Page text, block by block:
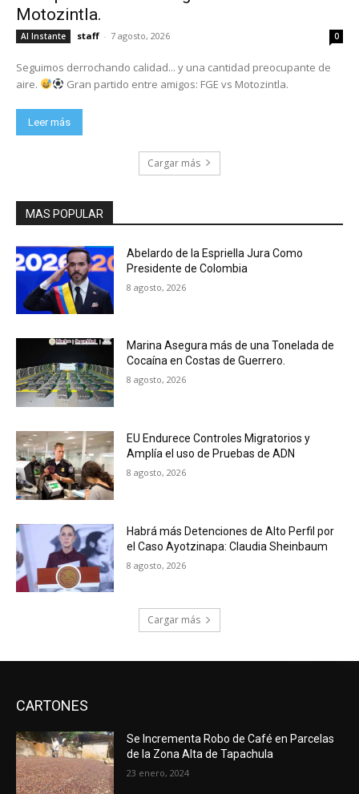
Motozintla.
Al Instante staff - 7 agosto, 2026 0
Seguimos derrochando calidad... y una cantidad preocupante de
aire.
Gran partido entre amigos: FGE vs Motozintla.
Leer más
Cargar más
MAS POPULAR
Abelardo de la Espriella Jura Como
Presidente de Colombia
8 agosto, 2026
Marina Asegura más de una Tonelada de
Cocaína en Costas de Guerrero.
8 agosto, 2026
EU Endurece Controles Migratorios y
Amplía el uso de Pruebas de ADN
8 agosto, 2026
Habrá más Detenciones de Alto Perfil por
el Caso Ayotzinapa: Claudia Sheinbaum
8 agosto, 2026
Cargar más
CARTONES
Se Incrementa Robo de Café en Parcelas
de la Zona Alta de Tapachula
23 enero, 2024